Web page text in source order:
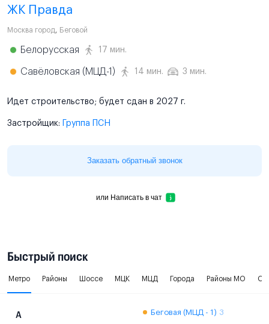
ЖК Правда
Москва город, Беговой
Белорусская 17 мин.
Савёловская (МЦД-1) 14 мин. 3 мин.
Идет строительство; будет сдан в 2027 г.
Застройщик: Группа ПСН
Заказать обратный звонок
или Написать в чат
Быстрый поиск
Метро Районы Шоссе МЦК МЦД Города Районы МО
А Беговая (МЦД - 1) 3